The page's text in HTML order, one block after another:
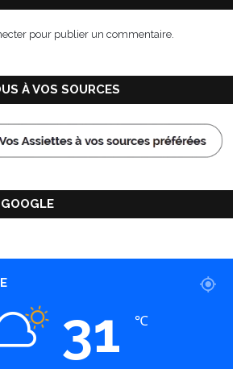
pour publier un commentaire.
À VOS SOURCES
31 ℃